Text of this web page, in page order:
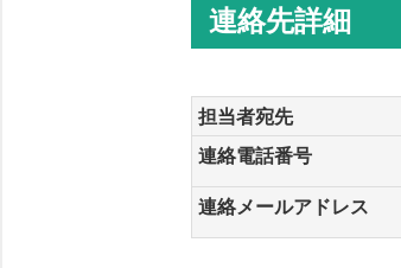
連絡先詳細
担当者宛先
連絡電話番号
連絡メールアドレス